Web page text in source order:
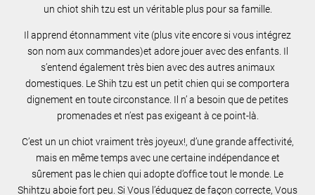
un chiot shih tzu est un véritable plus pour sa famille.
Il apprend étonnamment vite (plus vite encore si vous intégrez
son nom aux commandes)et adore jouer avec des enfants. Il
s’entend également très bien avec des autres animaux
domestiques. Le Shih tzu est un petit chien qui se comportera
dignement en toute circonstance. Il n’ a besoin que de petites
promenades et n’est pas exigeant à ce point-là.
C’est un un chiot vraiment très joyeux!, d’une grande affectivité,
mais en même temps avec une certaine indépendance et
sûrement pas le chien qui adopte d’office tout le monde. Le
Shihtzu aboie fort peu. Si Vous l’éduquez de façon correcte, Vous